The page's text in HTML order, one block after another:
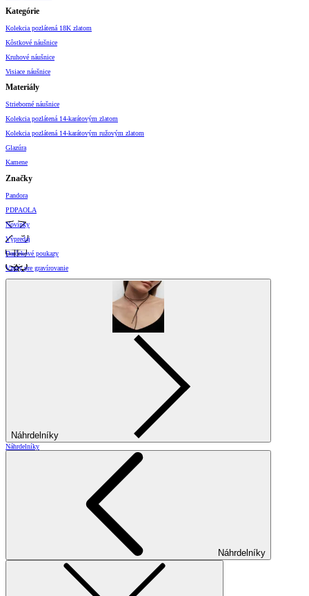
Kategórie
Kolekcia pozlátená 18K zlatom
Kôstkové náušnice
Kruhové náušnice
Visiace náušnice
Materiály
Strieborné náušnice
Kolekcia pozlátená 14-karátovým zlatom
Kolekcia pozlátená 14-karátovým ružovým zlatom
Glazúra
Kamene
Značky
Pandora
PDPAOLA
Novinky
Výpredaj
Darčekové poukazy
Vzory pre gravírovanie
Náhrdelníky
Náhrdelníky
Náhrdelníky